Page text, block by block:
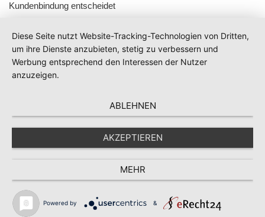
Kundenbindung entscheidet
Diese Seite nutzt Website-Tracking-Technologien von Dritten,
um ihre Dienste anzubieten, stetig zu verbessern und
Werbung entsprechend den Interessen der Nutzer
anzuzeigen.
ABLEHNEN
AKZEPTIEREN
MEHR
Powered by &